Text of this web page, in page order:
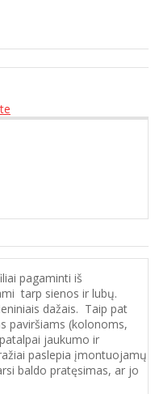
pagaminti iš
tarp sienos ir lubų.
dažais. Taip pat
paviršiams (kolonoms,
jaukumo ir
paslepia įmontuojamų
baldo pratęsimas, ar jo